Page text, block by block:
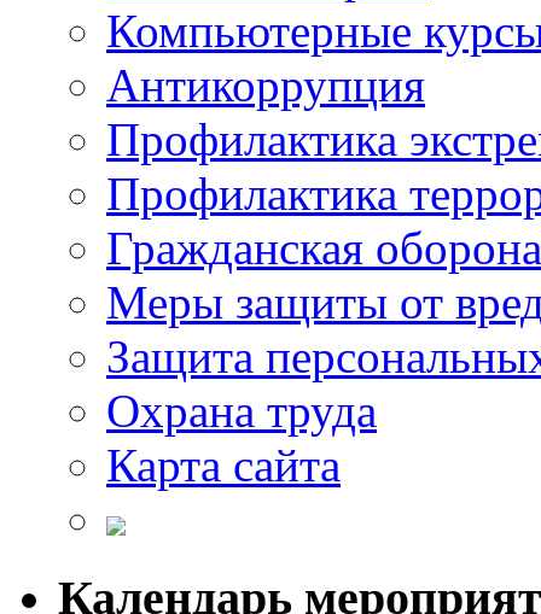
Компьютерные
Антикоррупция
Профилактика
Профилактика
Гражданская оборона
Меры защиты от
Защита
Охрана труда
Карта сайта
Календарь